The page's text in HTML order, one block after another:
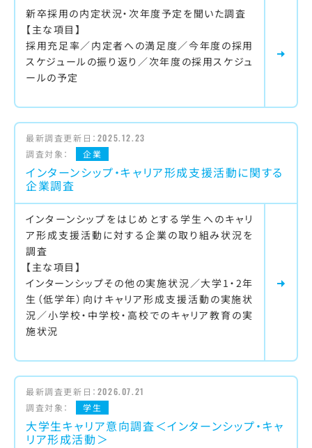
新卒採用の内定状況・次年度予定を聞いた調査
【主な項目】
採用充足率／内定者への満足度／今年度の採用
スケジュールの振り返り／次年度の採用スケジュ
ールの予定
最新調査更新日： 2025.12.23
調査対象：
企業
インターンシップ・キャリア形成支援活動に関する
企業調査
インターンシップをはじめとする学生へのキャリ
ア形成支援活動に対する企業の取り組み状況を
調査
【主な項目】
インターンシップその他の実施状況／大学1・2年
生（低学年）向けキャリア形成支援活動の実施状
況／小学校・中学校・高校でのキャリア教育の実
施状況
最新調査更新日： 2026.07.21
調査対象：
学生
大学生キャリア意向調査＜インターンシップ・キャ
リア形成活動＞